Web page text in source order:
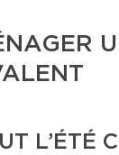
L’ÉTÉ